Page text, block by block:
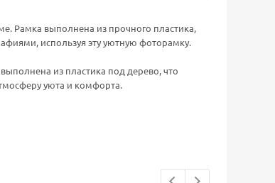
Рамка выполнена из прочного пластика,
используя эту уютную фоторамку.
из пластика под дерево, что
уюта и комфорта.